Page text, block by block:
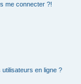
me connecter ?!
utilisateurs en ligne ?